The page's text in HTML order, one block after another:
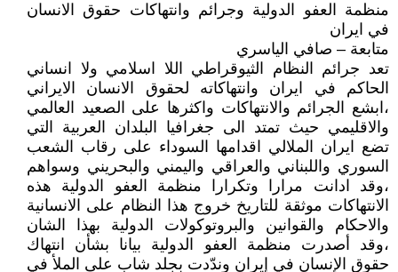
منظمة العفو الدولية وجرائم وانتهاكات حقوق الانسان
في ايران
متابعة – صافي الياسري
تعد جرائم النظام الثيوقراطي اللا اسلامي ولا انساني
الحاكم في ايران وانتهاكاته لحقوق الانسان الايراني
،ابشع الجرائم والانتهاكات واكثرها على الصعيد العالمي
والاقليمي حيث تمتد الى جغرافيا البلدان العربية التي
تضع ايران الملالي اقدامها السوداء على رقاب الشعب
السوري واللبناني والعراقي واليمني والبحريني وسواهم
،وقد ادانت مرارا وتكرارا منظمة العفو الدولية هذه
الانتهاكات موثقة للتاريخ خروج هذا النظام على الانسانية
والاحكام والقوانين والبروتوكولات الدولية بهذا الشان
،وقد أصدرت منظمة العفو الدولية بيانا بشأن انتهاك
حقوق الإنسان في إيران وندّدت بجلد شاب على الملأ في